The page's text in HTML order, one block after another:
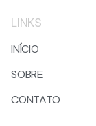
LINKS
INÍCIO
SOBRE
CONTATO